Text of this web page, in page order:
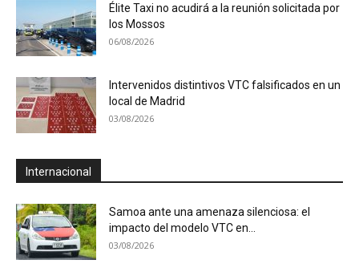
Élite Taxi no acudirá a la reunión solicitada por
los Mossos
06/08/2026
Intervenidos distintivos VTC falsificados en un
local de Madrid
03/08/2026
Internacional
Samoa ante una amenaza silenciosa: el
impacto del modelo VTC en...
03/08/2026